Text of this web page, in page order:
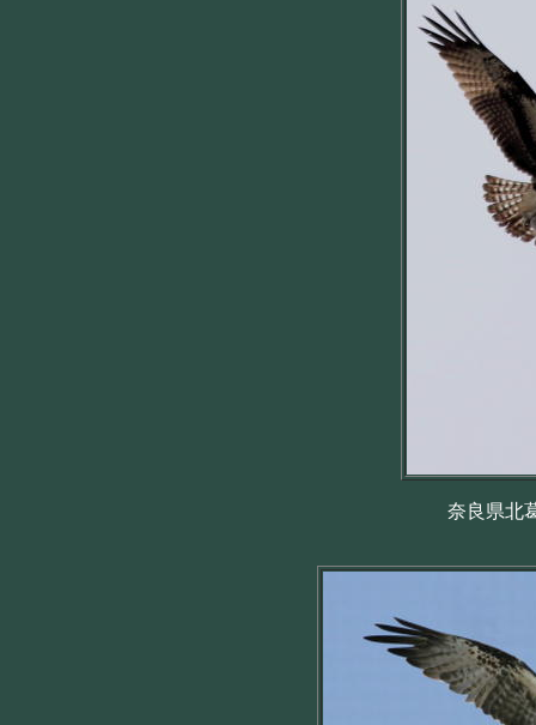
奈良県北